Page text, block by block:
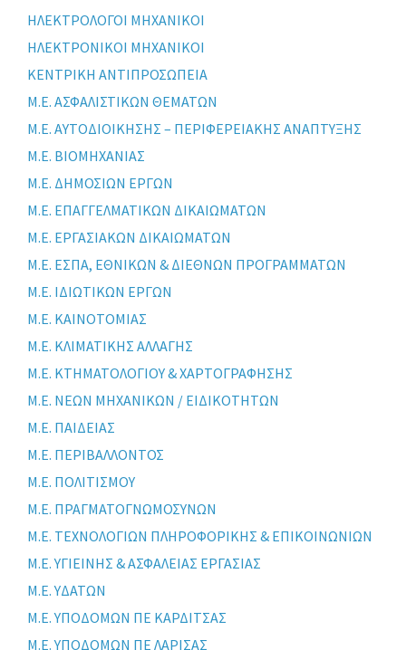
ΗΛΕΚΤΡΟΛΟΓΟΙ ΜΗΧΑΝΙΚΟΙ
ΗΛΕΚΤΡΟΝΙΚΟΙ ΜΗΧΑΝΙΚΟΙ
ΚΕΝΤΡΙΚΗ ΑΝΤΙΠΡΟΣΩΠΕΙΑ
Μ.Ε. ΑΣΦΑΛΙΣΤΙΚΩΝ ΘΕΜΑΤΩΝ
Μ.Ε. ΑΥΤΟΔΙΟΙΚΗΣΗΣ – ΠΕΡΙΦΕΡΕΙΑΚΗΣ ΑΝΑΠΤΥΞΗΣ
Μ.Ε. ΒΙΟΜΗΧΑΝΙΑΣ
Μ.Ε. ΔΗΜΟΣΙΩΝ ΕΡΓΩΝ
Μ.Ε. ΕΠΑΓΓΕΛΜΑΤΙΚΩΝ ΔΙΚΑΙΩΜΑΤΩΝ
Μ.Ε. ΕΡΓΑΣΙΑΚΩΝ ΔΙΚΑΙΩΜΑΤΩΝ
Μ.Ε. ΕΣΠΑ, ΕΘΝΙΚΩΝ & ΔΙΕΘΝΩΝ ΠΡΟΓΡΑΜΜΑΤΩΝ
Μ.Ε. ΙΔΙΩΤΙΚΩΝ ΕΡΓΩΝ
Μ.Ε. ΚΑΙΝΟΤΟΜΙΑΣ
Μ.Ε. ΚΛΙΜΑΤΙΚΗΣ ΑΛΛΑΓΗΣ
Μ.Ε. ΚΤΗΜΑΤΟΛΟΓΙΟΥ & ΧΑΡΤΟΓΡΑΦΗΣΗΣ
Μ.Ε. ΝΕΩΝ ΜΗΧΑΝΙΚΩΝ / ΕΙΔΙΚΟΤΗΤΩΝ
Μ.Ε. ΠΑΙΔΕΙΑΣ
Μ.Ε. ΠΕΡΙΒΑΛΛΟΝΤΟΣ
Μ.Ε. ΠΟΛΙΤΙΣΜΟΥ
Μ.Ε. ΠΡΑΓΜΑΤΟΓΝΩΜΟΣΥΝΩΝ
Μ.Ε. ΤΕΧΝΟΛΟΓΙΩΝ ΠΛΗΡΟΦΟΡΙΚΗΣ & ΕΠΙΚΟΙΝΩΝΙΩΝ
Μ.Ε. ΥΓΙΕΙΝΗΣ & ΑΣΦΑΛΕΙΑΣ ΕΡΓΑΣΙΑΣ
Μ.Ε. ΥΔΑΤΩΝ
Μ.Ε. ΥΠΟΔΟΜΩΝ ΠΕ ΚΑΡΔΙΤΣΑΣ
Μ.Ε. ΥΠΟΔΟΜΩΝ ΠΕ ΛΑΡΙΣΑΣ